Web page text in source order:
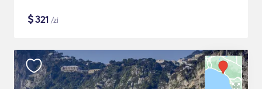
$321 /zi